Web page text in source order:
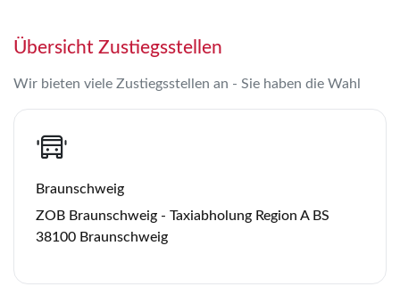
Übersicht Zustiegsstellen
Wir bieten viele Zustiegsstellen an - Sie haben die Wahl
Braunschweig
ZOB Braunschweig - Taxiabholung Region A BS
38100 Braunschweig